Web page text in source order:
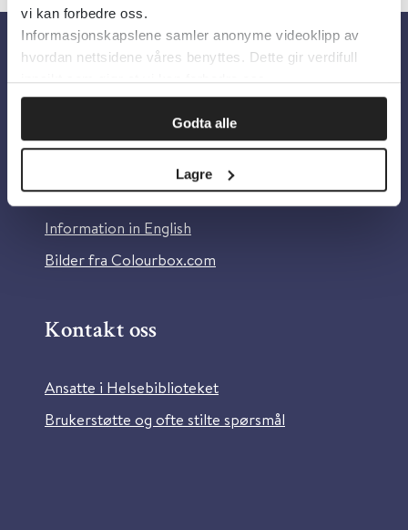
vi kan forbedre oss.
Informasjonskapslene samler anonyme videoklipp av
hvordan nettsidene våres benyttes. Dette gir verdifull
innsikt som gjør at vi kan forbedre oss.
Godta alle
Lagre
Om oss
Om Helsebiblioteket
Personvern og informasjonskapsler
Tilgjengelighetserklæring
Information in English
Bilder fra Colourbox.com
Kontakt oss
Ansatte i Helsebiblioteket
Brukerstøtte og ofte stilte spørsmål